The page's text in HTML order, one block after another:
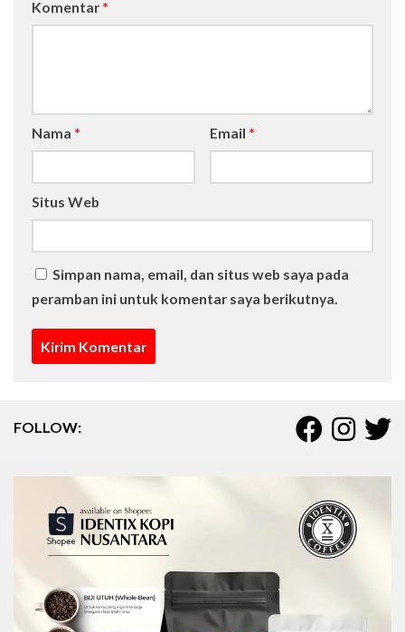
Komentar *
Nama * Email *
Situs Web
Simpan nama, email, dan situs web saya pada
peramban ini untuk komentar saya berikutnya.
FOLLOW: